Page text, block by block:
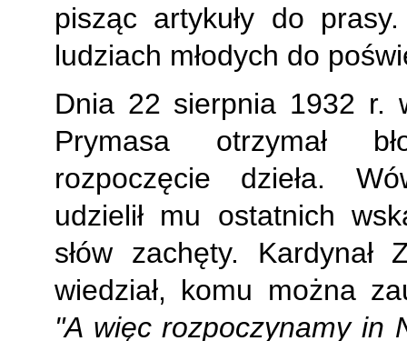
pisząc artykuły do
ludziach młodych do
Dnia 22 sierpnia 1932 r.
Prymasa otrzymał
rozpoczęcie dzieła.
udzielił mu ostatnich
słów zachęty. Kardynał
wiedział, komu można
"A więc rozpoczynamy in